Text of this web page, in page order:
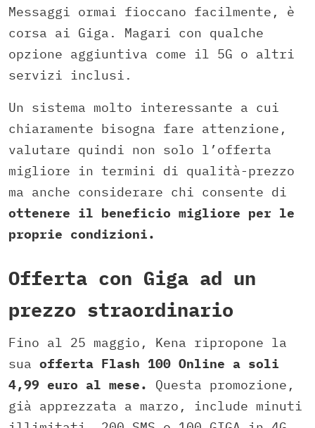
Messaggi ormai fioccano facilmente, è
corsa ai Giga. Magari con qualche
opzione aggiuntiva come il 5G o altri
servizi inclusi.
Un sistema molto interessante a cui
chiaramente bisogna fare attenzione,
valutare quindi non solo l’offerta
migliore in termini di qualità-prezzo
ma anche considerare chi consente di
ottenere il beneficio migliore per le
proprie condizioni.
Offerta con Giga ad un
prezzo straordinario
Fino al 25 maggio, Kena ripropone la
sua offerta Flash 100 Online a soli
4,99 euro al mese.
Questa promozione,
già apprezzata a marzo, include minuti